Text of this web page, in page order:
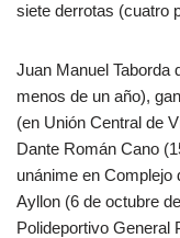
siete derrotas (cuatro
Juan Manuel Taborda
menos de un año),
(en Unión Central de
Dante Román Cano
unánime en Complejo
Ayllon (6 de octubre
Polideportivo General